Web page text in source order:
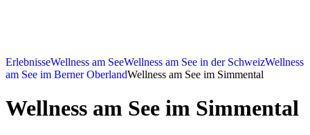
ErlebnisseWellness am SeeWellness am See in der SchweizWellness
am See im Berner OberlandWellness am See im Simmental
Wellness am See im Simmental